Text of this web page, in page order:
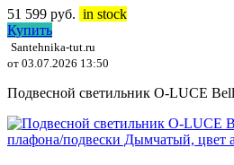
51 599 руб. in stock
Купить
Santehnika-tut.ru
от 03.07.2026 13:50
Подвесной светильник O-LUCE